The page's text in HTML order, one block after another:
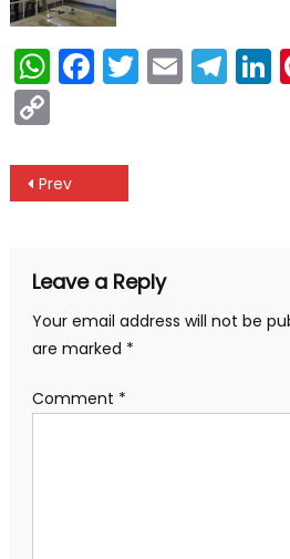
WhatsApp
Facebook
Twitter
Email
Copy
Post
Prev
Leave a Reply
Your email address will not be
are marked *
Comment *